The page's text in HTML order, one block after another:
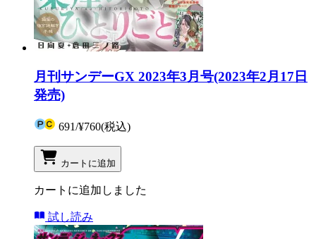
月刊サンデーGX 2023年3月号(2023年2月17日
発売)
691/¥760(税込)
カートに追加
カートに追加しました
試し読み